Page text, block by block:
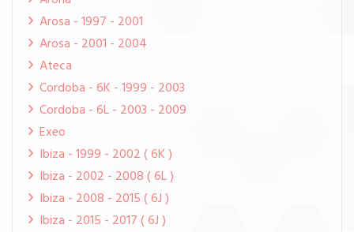
Arosa - 1997 - 2001
Arosa - 2001 - 2004
Ateca
Cordoba - 6K - 1999 - 2003
Cordoba - 6L - 2003 - 2009
Exeo
Ibiza - 1999 - 2002 ( 6K )
Ibiza - 2002 - 2008 ( 6L )
Ibiza - 2008 - 2015 ( 6J )
Ibiza - 2015 - 2017 ( 6J )